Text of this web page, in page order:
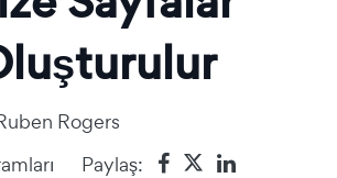
Rogers
Paylaş: